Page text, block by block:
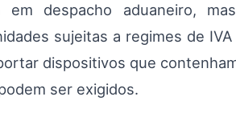
em despacho aduaneiro,
sujeitas a regimes de
dispositivos que
ser exigidos.